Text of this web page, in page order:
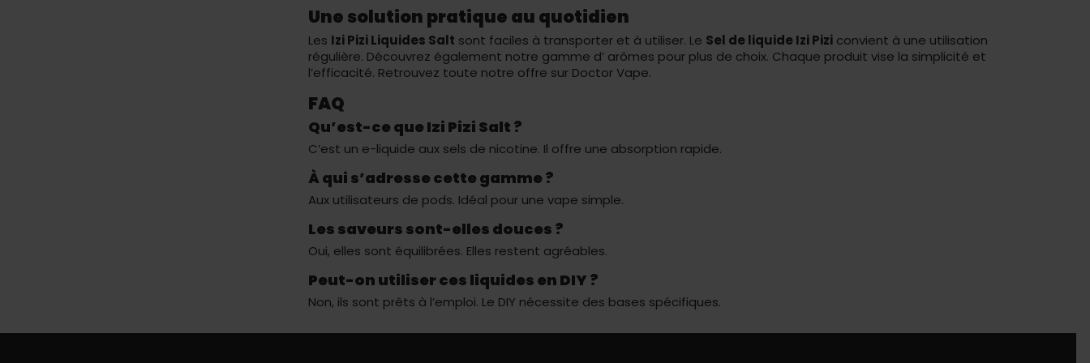
Une solution pratique au quotidien
Les Izi Pizi Liquides Salt sont faciles à transporter et à utiliser. Le Sel de liquide Izi Piziconvient à une utilisation
régulière. Découvrez également notre gamme d’ arômes pour plus de choix. Chaque produit vise la simplicité et
l’efficacité. Retrouvez toute notre offre sur Doctor Vape.
FAQ
Qu’est-ce que Izi Pizi Salt ?
C’est un e-liquide aux sels de nicotine. Il offre une absorption rapide.
À qui s’adresse cette gamme ?
Aux utilisateurs de pods. Idéal pour une vape simple.
Les saveurs sont-elles douces ?
Oui, elles sont équilibrées. Elles restent agréables.
Peut-on utiliser ces liquides en DIY ?
Non, ils sont prêts à l’emploi. Le DIY nécessite des bases spécifiques.